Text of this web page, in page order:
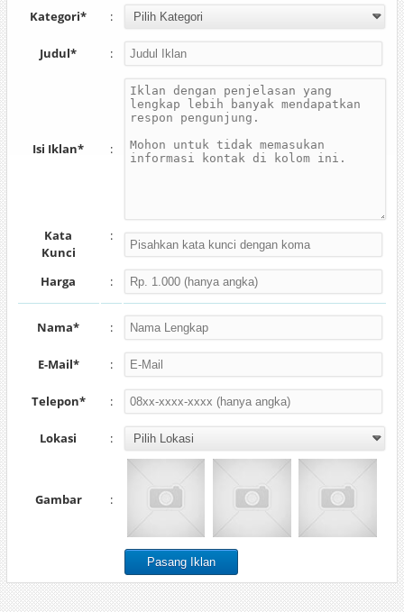
Kategori* :
Judul* :
Isi Iklan* :
Kata
Kunci
:
Harga :
Nama* :
E-Mail* :
Telepon* :
Lokasi :
Gambar :